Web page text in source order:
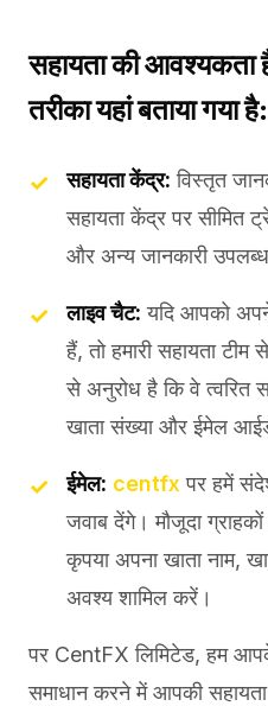
सहायता की
तरीका यहां बताया गया है:
सहायता केंद्र: विस्तृत
सहायता केंद्र पर सीमित
और अन्य जानकारी
लाइव चैट: यदि आपको
हैं, तो हमारी सहायता
से अनुरोध है कि वे त्वरित
खाता संख्या और ईमेल
ईमेल: centfx पर हमें
जवाब देंगे। मौजूदा
कृपया अपना खाता नाम,
अवश्य शामिल करें।
पर CentFX लिमिटेड, हम आपके
समाधान करने में आपकी